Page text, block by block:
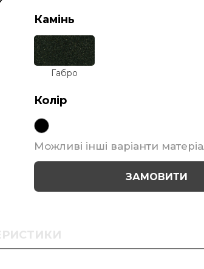
Камінь
Габро
Колір
Можливі інші варіанти
ЗАМОВИТИ